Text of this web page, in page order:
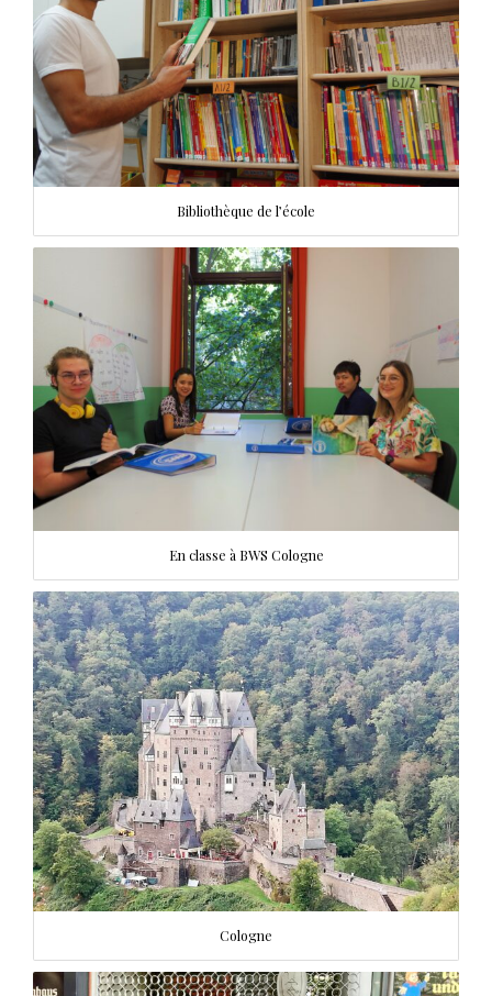
Bibliothèque de l’école
En classe à BWS Cologne
Cologne